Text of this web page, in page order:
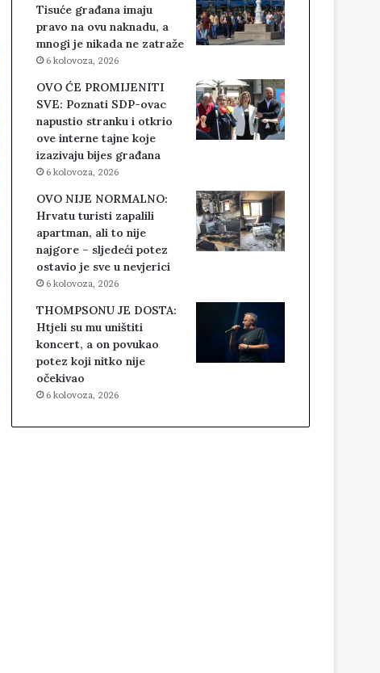
Tisuće građana imaju
pravo na ovu naknadu, a
mnogi je nikada ne zatraže
6 kolovoza, 2026
OVO ĆE PROMIJENITI
SVE: Poznati SDP-ovac
napustio stranku i otkrio
ove interne tajne koje
izazivaju bijes građana
6 kolovoza, 2026
OVO NIJE NORMALNO:
Hrvatu turisti zapalili
apartman, ali to nije
najgore – sljedeći potez
ostavio je sve u nevjerici
6 kolovoza, 2026
THOMPSONU JE DOSTA:
Htjeli su mu uništiti
koncert, a on povukao
potez koji nitko nije
očekivao
6 kolovoza, 2026